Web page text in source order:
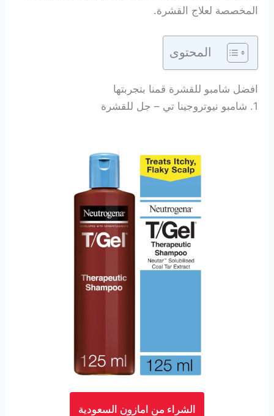
المخصصة لعلاج القشرة.
المحتوى
افضل شامبو للقشرة قمنا بتجربتها
1. شامبو نيوتروجينا تي – جل للقشرة
الشراء من امازون السعودية